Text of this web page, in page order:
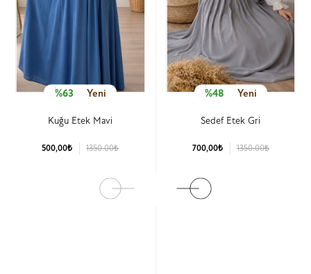
%63 Yeni
Kuğu Etek Mavi
500,00₺ 1350.00₺
%48 Yeni
Sedef Etek Gri
700,00₺ 1350.00₺